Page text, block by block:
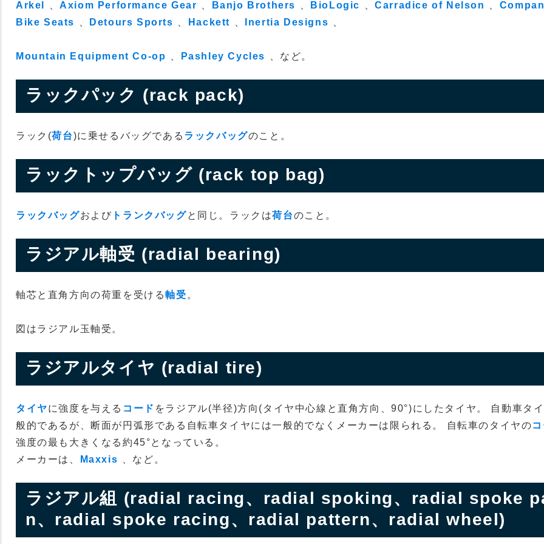
Arkel 、Axiom Performance Gear Banjo Brothers BioLogic 、Carradice of Nelson
Bike Seats
Detours Sports Hackett Inertia Designs
Mountain Equipment Co-op Pashley Cycles 、など。
ラックパック (rack pack)
ラック(荷台)に乗せるバッグである ラックバッグのこと。
ラックトップバッグ (rack top bag)
ラックバッグおよび トランクバッグと同じ。ラックは荷台のこと。
ラジアル軸受 (radial bearing)
軸芯と直角方向の荷重を受ける軸受 。
図はラジアル玉軸受。
ラジアルタイヤ (radial tire)
タイヤに強度を与える コード をラジアル(半径)方向(タイヤ中心線と直角方向、90°)にしたタイヤ。 自動車タ
般的であるが、断面が円弧形である自転車タイヤには一般的でなくメーカーは限られる。 自転車のタイヤの
強度の最も大きくなる約45°となっている。
メーカーは、
Maxxis 、など。
ラジアル組 (radial racing、radial spoking、radial spoke
n、radial spoke racing、radial pattern、radial wheel)